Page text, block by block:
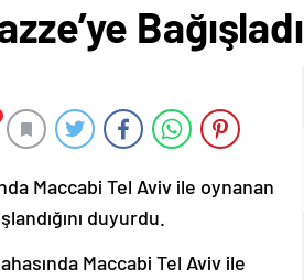
Bağışladı
Maccabi Tel Aviv ile oynanan
duyurdu.
Maccabi Tel Aviv ile